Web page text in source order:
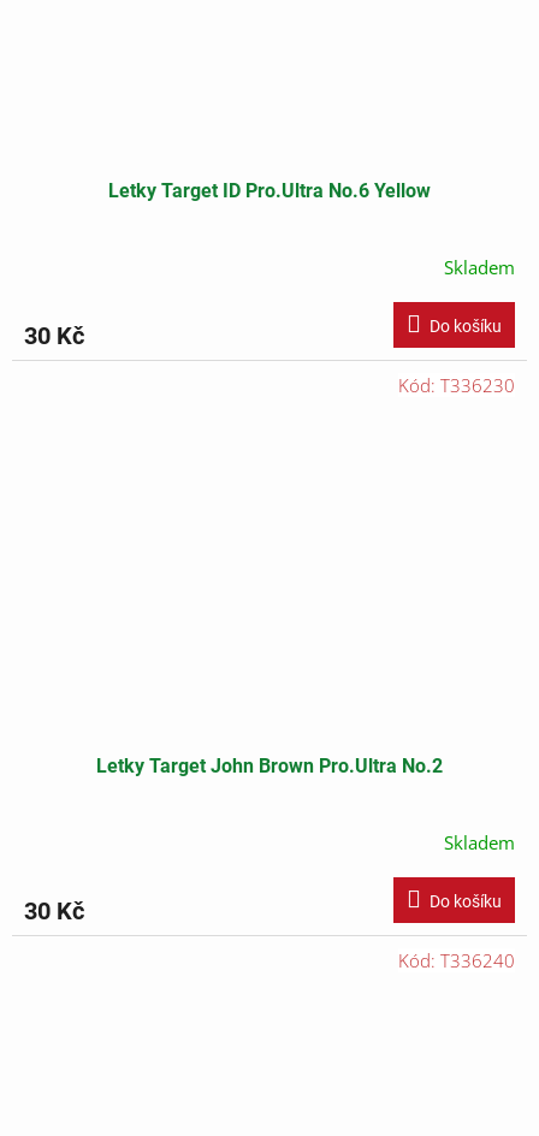
Letky Target ID Pro.Ultra No.6 Yellow
Skladem
30 Kč Do košíku
Letky Target John Brown Pro.Ultra No.2
Skladem
30 Kč Do košíku
Kód: T336230
Kód: T336240